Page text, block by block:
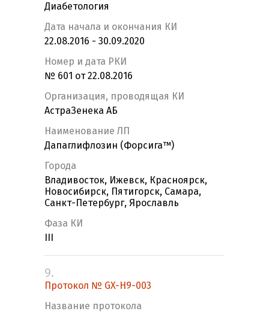
Диабетология
Дата начала и окончания КИ
22.08.2016 - 30.09.2020
Номер и дата РКИ
№ 601 от 22.08.2016
Организация, проводящая КИ
АстраЗенека АБ
Наименование ЛП
Дапаглифлозин (Форсига™)
Города
Владивосток, Ижевск, Красноярск,
Новосибирск, Пятигорск, Самара,
Санкт-Петербург, Ярославль
Фаза КИ
9.
Протокол № GX-H9-003
Название протокола